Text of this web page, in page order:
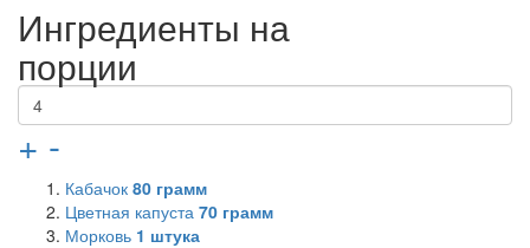
Ингредиенты на
порции
+ -
Кабачок 80 грамм
Цветная капуста 70 грамм
Морковь 1 штука